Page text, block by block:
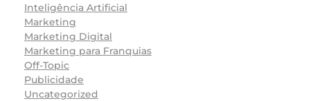
Inteligência Artificial
Marketing
Marketing Digital
Marketing para Franquias
Off-Topic
Publicidade
Uncategorized